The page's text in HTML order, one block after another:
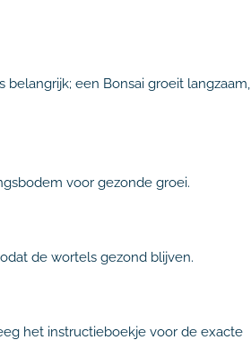
een Bonsai groeit langzaam,
voor gezonde groei.
de wortels gezond blijven.
het instructieboekje voor de exacte